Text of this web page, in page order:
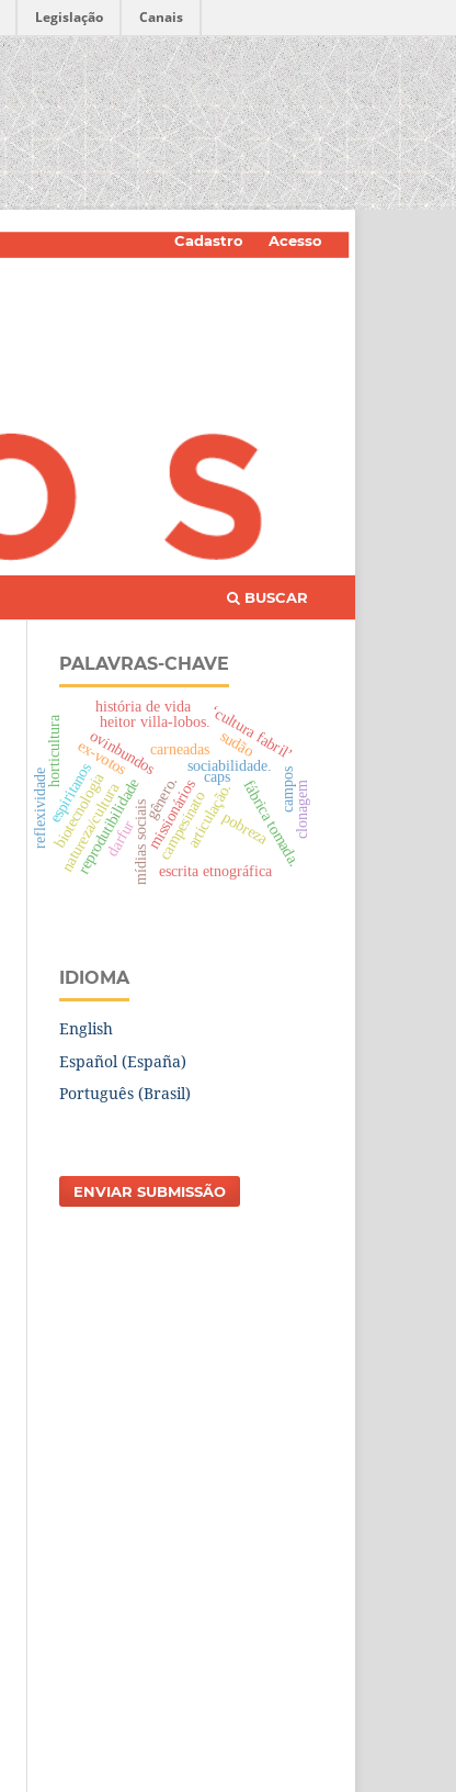
Legislação Canais
BUSCAR
Cadastro Acesso
PALAVRAS-CHAVE
mídias sociais
reprodutibilidade
ovinbundos
missionários
sociabilidade.
campesinato
carneadas
escrita etnográfica
ex-votos sudão
fábrica tomada.
‘cultura fabril’
heitor villa-lobos.
história de vida
articulação. campos
espiritanos
darfur pobreza
gênero.
natureza/cultura clonagem
biotecnologia
horticultura caps
reflexividade
IDIOMA
English
Español (España)
Português (Brasil)
ENVIAR SUBMISSÃO